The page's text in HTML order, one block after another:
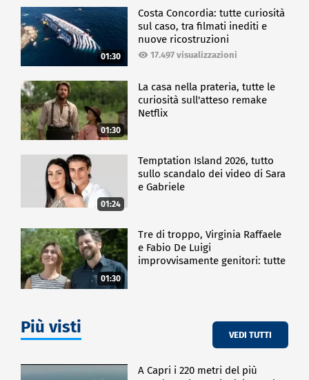
01:30
Costa Concordia: tutte curiosità
sul caso, tra filmati inediti e
nuove ricostruzioni
17.497 visualizzazioni
01:30
La casa nella prateria, tutte le
curiosità sull'atteso remake
Netflix
01:24
Temptation Island 2026, tutto
sullo scandalo dei video di Sara
e Gabriele
01:30
Tre di troppo, Virginia Raffaele
e Fabio De Luigi
improvvisamente genitori: tutte
Più visti VEDI TUTTI
A Capri i 220 metri del più